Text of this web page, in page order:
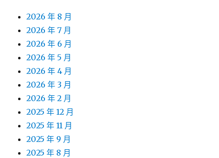
2026 年 8 月
2026 年 7 月
2026 年 6 月
2026 年 5 月
2026 年 4 月
2026 年 3 月
2026 年 2 月
2025 年 12 月
2025 年 11 月
2025 年 9 月
2025 年 8 月